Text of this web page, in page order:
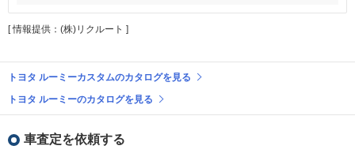
[ 情報提供：(株)リクルート ]
トヨタ ルーミーカスタムのカタログを見る
トヨタ ルーミーのカタログを見る
車査定を依頼する